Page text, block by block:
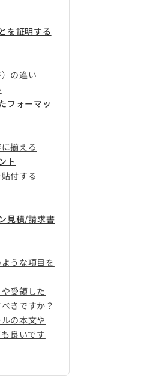
を証明する
の違い
フォーマッ
揃える
ト
付する
見積/請求書
うな項目を
受領した
きですか？
の本文や
良いです